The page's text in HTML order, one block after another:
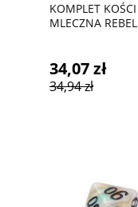
KOMPLET
MLECZNA REBEL
34,07 zł
34,94 zł